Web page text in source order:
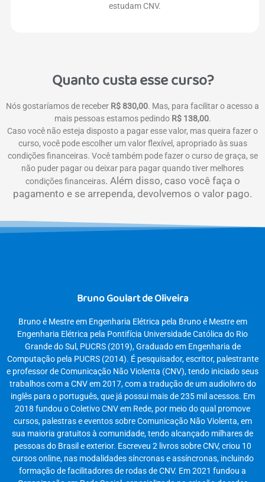
estudam CNV.
Quanto custa esse curso?
Nós gostaríamos de receber R$ 830,00. Mas, para facilitar o acesso a
mais pessoas estamos pedindo R$ 138,00.
Caso você não esteja disposto a pagar esse valor, mas queira fazer o
curso, você pode escolher um valor flexível, apropriado às suas
condições financeiras. Você também pode fazer o curso de graça, se
não puder pagar ou deixar para pagar quando tiver melhores
condições financeiras. Além disso, caso você faça o
pagamento e se arrependa, devolvemos o valor pago.
Bruno Goulart de Oliveira
Bruno é Mestre em Engenharia Elétrica pela Bruno é Mestre em
Engenharia Elétrica pela Pontifícia Universidade Católica do Rio
Grande do Sul, PUCRS (2019), Graduado em Engenharia de
Computação pela PUCRS (2014). É pesquisador, escritor, palestrante
e professor de Comunicação Não Violenta (CNV), tendo iniciado seus
trabalhos com a CNV em 2017, com a tradução de um audiolivro do
inglês para o português, que já possui mais de 235 mil acessos. Em
2018 fundou o Coletivo CNV em Rede, por meio do qual promove
cursos, palestras e eventos sobre Comunicação Não Violenta, em
sua maioria gratuitos à comunidade, tendo alcançado milhares de
pessoas do Brasil e exterior. Escreveu 2 livros sobre CNV, criou 10
cursos online, nas modalidades síncronas e assíncronas, incluindo
formação de facilitadores de rodas de CNV. Em 2021 fundou a